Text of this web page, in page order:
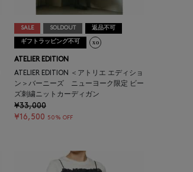
SALE SOLDOUT 返品不可
ギフトラッピング不可
ATELIER EDITION
ATELIER EDITION ＜アトリエ エディショ
ン＞バーニーズ ニューヨーク限定 ビー
ズ刺繍ニットカーディガン
¥33,000
¥16,500 50% OFF